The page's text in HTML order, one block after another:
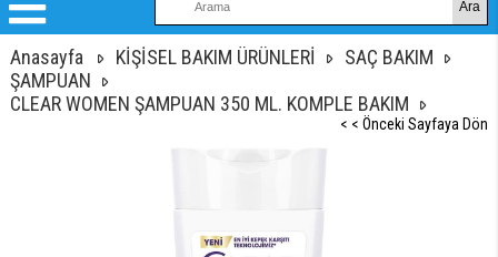
Anasayfa KİŞİSEL BAKIM ÜRÜNLERİ
SAÇ BAKIM
ŞAMPUAN
CLEAR WOMEN ŞAMPUAN 350 ML. KOMPLE BAKIM
< < Önceki Sayfaya Dön